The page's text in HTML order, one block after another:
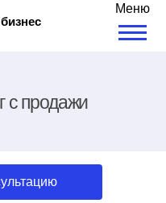
Меню
с продажи